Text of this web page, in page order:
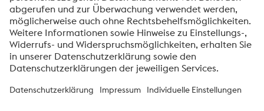
voestalpine High Performance Metals International
GmbH
Die voestalpine High Performance Metals International GmbH ist
eine österreichische Vertriebsgesellschaft der High Performance
Metals Division des voestalpine-Konzerns. Die Division